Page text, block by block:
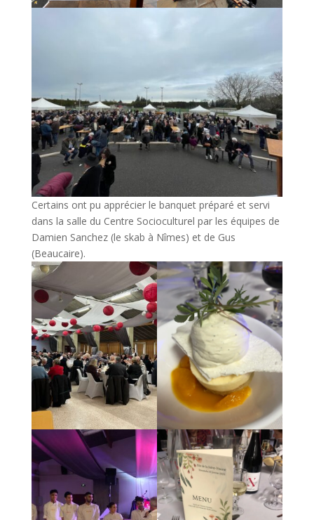
Certains ont pu apprécier le banquet préparé et servi
dans la salle du Centre Socioculturel par les équipes de
Damien Sanchez (le skab à Nîmes) et de Gus
(Beaucaire).